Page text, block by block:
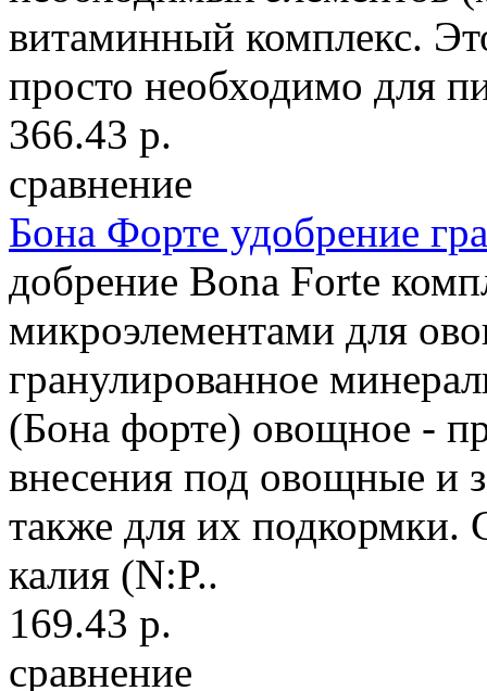
витаминный комплекс.
просто необходимо для
366.43 р.
сравнение
Бона Форте удобрение
добрение Bona Forte
микроэлементами для
гранулированное
(Бона форте) овощное -
внесения под овощные и
также для их подкормки.
калия (N:P..
169.43 р.
сравнение